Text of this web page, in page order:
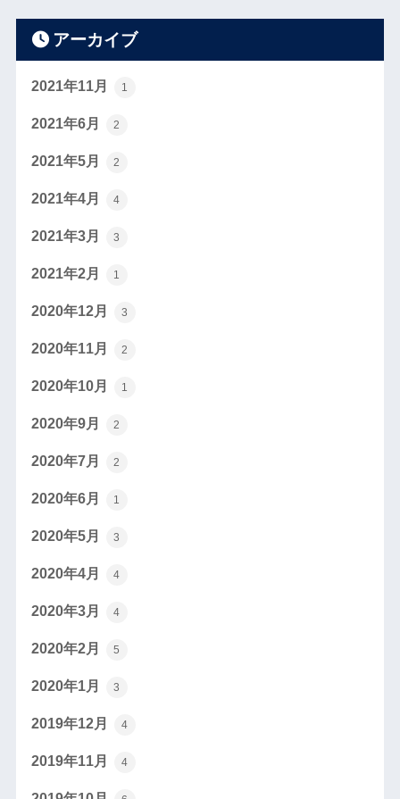
アーカイブ
2021年11月 1
2021年6月 2
2021年5月 2
2021年4月 4
2021年3月 3
2021年2月 1
2020年12月 3
2020年11月 2
2020年10月 1
2020年9月 2
2020年7月 2
2020年6月 1
2020年5月 3
2020年4月 4
2020年3月 4
2020年2月 5
2020年1月 3
2019年12月 4
2019年11月 4